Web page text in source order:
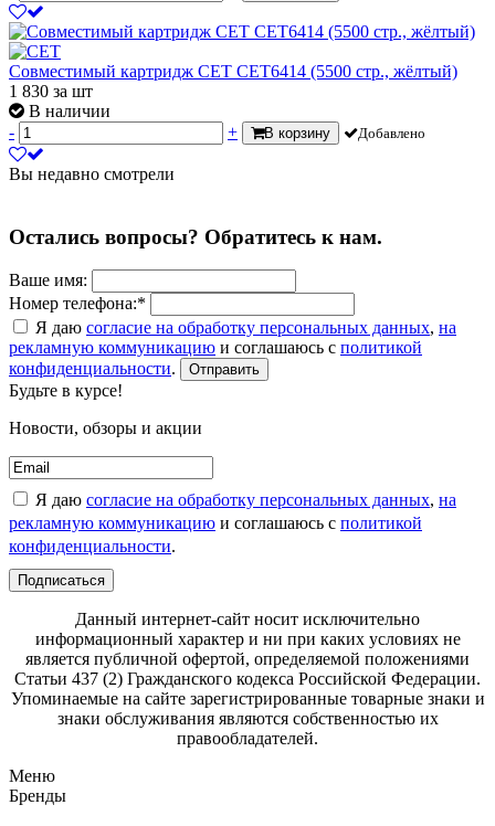
Совместимый картридж CET CET6414 (5500 стр., жёлтый)
1 830 за шт
В наличии
-
+ В корзину Добавлено
Вы недавно смотрели
Остались вопросы? Обратитесь к нам.
Ваше имя:
Номер телефона:*
Я даю согласие на обработку персональных данных, на
рекламную коммуникацию и соглашаюсь с политикой
конфиденциальности. Отправить
Будьте в курсе!
Новости, обзоры и акции
Я даю согласие на обработку персональных данных, на
рекламную коммуникацию и соглашаюсь с политикой
конфиденциальности.
Подписаться
Данный интернет-сайт носит исключительно
информационный характер и ни при каких условиях не
является публичной офертой, определяемой положениями
Статьи 437 (2) Гражданского кодекса Российской Федерации.
Упоминаемые на сайте зарегистрированные товарные знаки и
знаки обслуживания являются собственностью их
правообладателей.
Меню
Бренды